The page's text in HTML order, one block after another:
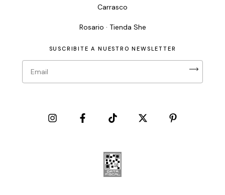
Carrasco
Rosario · Tienda She
SUSCRIBITE A NUESTRO NEWSLETTER